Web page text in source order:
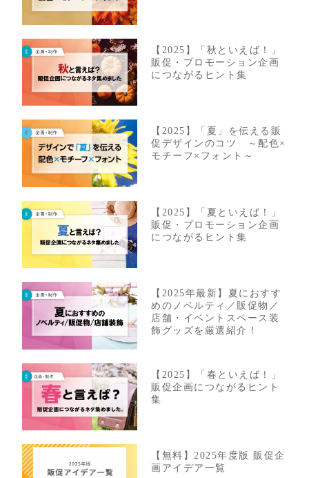
【2025】「秋といえば！」
販促・プロモーション企画
につながるヒント集
【2025】「夏」を伝える販
促デザインのコツ ～配色×
モチーフ×フォント～
【2025】「夏といえば！」
販促・プロモーション企画
につながるヒント集
【2025年最新】夏におすす
めのノベルティ／販促物／
店舗・イベントスペース装
飾グッズを厳選紹介！
【2025】「春といえば！」
販促企画につながるヒント
集
【無料】2025年度版 販促企
画アイデア一覧